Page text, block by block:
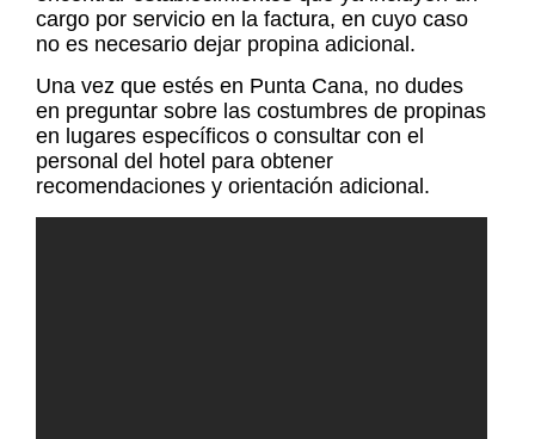
cargo por servicio en la factura, en cuyo caso
no es necesario dejar propina adicional.
Una vez que estés en Punta Cana, no dudes
en preguntar sobre las costumbres de propinas
en lugares específicos o consultar con el
personal del hotel para obtener
recomendaciones y orientación adicional.